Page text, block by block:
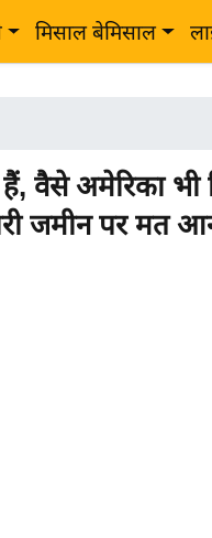
मिसाल बेमिसाल
वैसे अमेरिका भी
जमीन पर मत